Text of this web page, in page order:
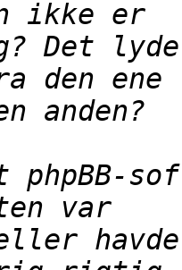
Det
phpBB-